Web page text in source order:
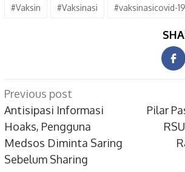
#Vaksin #Vaksinasi #vaksinasicovid-19
Post
navigation
Previous post
Antisipasi Informasi
Hoaks, Pengguna
Medsos Diminta Saring
Sebelum Sharing
Pilar